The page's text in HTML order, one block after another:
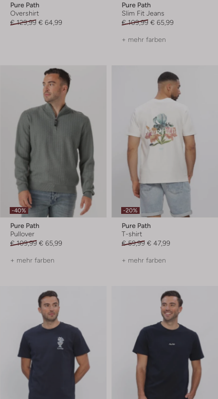
Pure Path
Overshirt
€ 129,99 € 64,99
Pure Path
Slim Fit Jeans
€ 109,99 € 65,99
+ mehr farben
-40%
Pure Path
Pullover
€ 109,99 € 65,99
+ mehr farben
-20%
Pure Path
T-shirt
€ 59,99 € 47,99
+ mehr farben